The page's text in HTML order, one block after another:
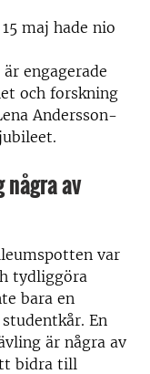
maj hade nio
engagerade
och forskning
Andersson-
av
var
tydliggöra
bara en
En
är några av
bidra till